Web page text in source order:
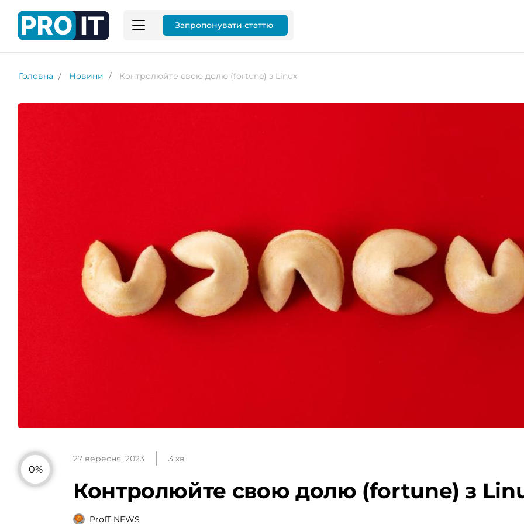
Запропонувати статтю
Головна Новини Контролюйте свою долю (fortune) з Linux
0%
27 вересня, 2023 3 хв
Контролюйте свою долю (fortune) з
ProIT NEWS